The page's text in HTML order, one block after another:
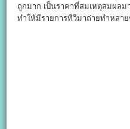
ถูกมาก เป็นราคาที่สมเหตุสมผล
ทำให้มีรายการทีวีมาถ่ายทำหลาย